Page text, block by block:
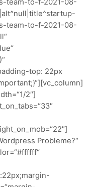
team-to-f-2021-08-
top: 22px
2″]
Probleme?“